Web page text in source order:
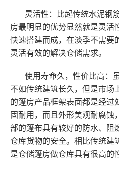
灵活性：比起传统水泥钢
房最明显的优势显然就是灵活
快速搭建而成，在淡季不需要
灵活有效的解决仓储需求。
使用寿命久，性价比高：
不如传统建筑长久，但是市场
的篷房产品框架表面都是经过
固耐用，而且外形美观耐腐蚀
部的篷布具有较好的防水、阻
仓库货物的安全。相比传统建
是仓储篷房做仓库具有很高的